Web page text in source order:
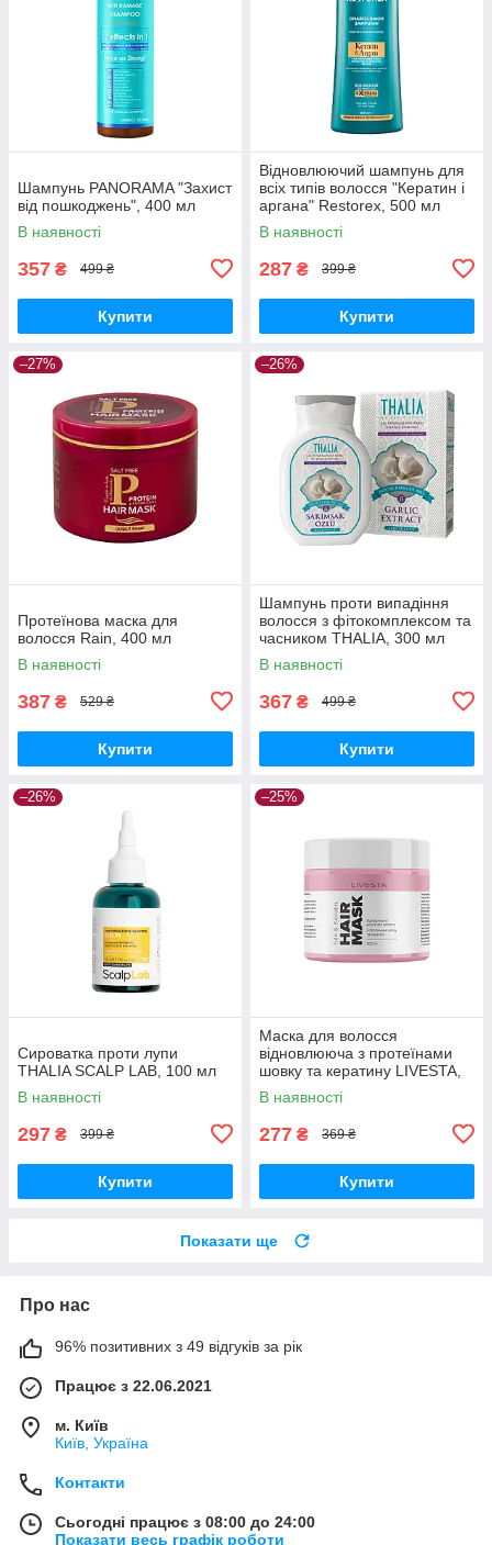
Шампунь PANORAMA "Захист
від пошкоджень", 400 мл
В наявності
357 ₴ 499 ₴
Купити
Відновлюючий шампунь для
всіх типів волосся "Кератин і
аргана" Restorex, 500 мл
В наявності
287 ₴ 399 ₴
Купити
–27%
Протеїнова маска для
волосся Rain, 400 мл
В наявності
387 ₴ 529 ₴
Купити
–26%
Шампунь проти випадіння
волосся з фітокомплексом та
часником THALIA, 300 мл
В наявності
367 ₴ 499 ₴
Купити
–26%
Сироватка проти лупи
THALIA SCALP LAB, 100 мл
В наявності
297 ₴ 399 ₴
Купити
–25%
Маска для волосся
відновлююча з протеїнами
шовку та кератину LIVESTA,
300 мл
В наявності
277 ₴ 369 ₴
Купити
Показати ще
Про нас
96% позитивних з 49 відгуків за рік
Працює з 22.06.2021
м. Київ
Київ, Україна
Контакти
Сьогодні працює з 08:00 до 24:00
Показати весь графік роботи